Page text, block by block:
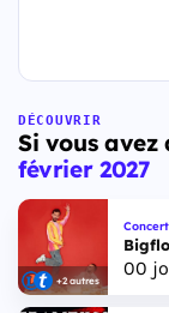
DÉCOUVRIR
Si vous avez
février 2027
+2 autres
Concert
00